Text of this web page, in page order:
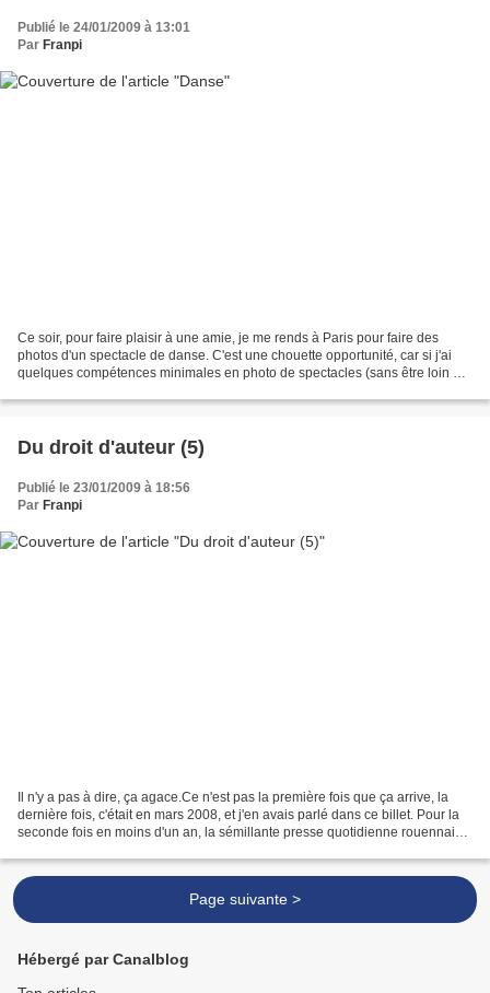
Publié le 24/01/2009 à 13:01
Par Franpi
Ce soir, pour faire plaisir à une amie, je me rends à Paris pour faire des
photos d'un spectacle de danse. C'est une chouette opportunité, car si j'ai
quelques compétences minimales en photo de spectacles (sans être loin de
Du droit d'auteur (5)
Publié le 23/01/2009 à 18:56
Par Franpi
Il n'y a pas à dire, ça agace.Ce n'est pas la première fois que ça arrive, la
dernière fois, c'était en mars 2008, et j'en avais parlé dans ce billet. Pour la
seconde fois en moins d'un an, la sémillante presse quotidienne rouennaise
Page suivante >
Hébergé par Canalblog